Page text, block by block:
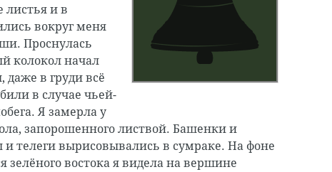
листья и в
вокруг меня
Проснулась
колокол начал
даже в груди всё
в случае чьей-
Я замерла у
запорошенного листвой. Башенки и
телеги вырисовывались в сумраке. На фоне
зелёного востока я видела на вершине